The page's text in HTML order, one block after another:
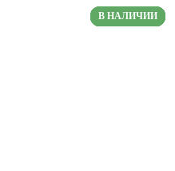
В НАЛИЧИИ
В НАЛИЧИИ
В НАЛИЧИИ
В НАЛИЧИИ
В НАЛИЧИИ
В НАЛИЧИИ
В НАЛИЧИИ
В НАЛИЧИИ